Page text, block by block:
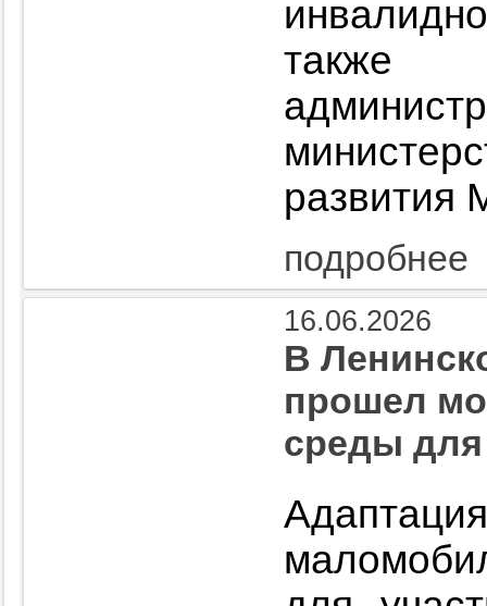
также
развития
подробнее
16.06.2026
В
прошел
среды